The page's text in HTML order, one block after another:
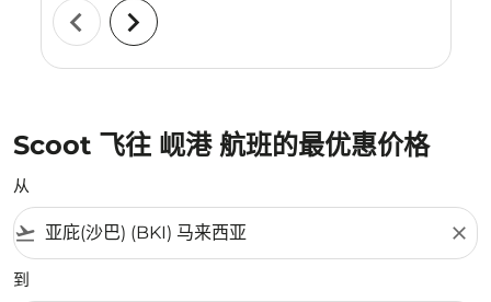
chevron_left chevron_right
Scoot 飞往 岘港 航班的最优惠价格
从
flight_takeoff close
到